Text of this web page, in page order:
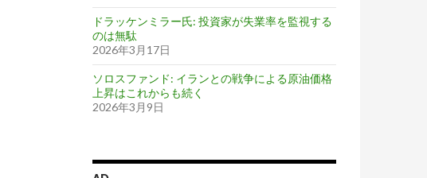
ドラッケンミラー氏: 投資家が失業率を監視する
のは無駄
2026年3月17日
ソロスファンド: イランとの戦争による原油価格
上昇はこれからも続く
2026年3月9日